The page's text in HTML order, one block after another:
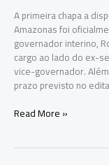
A primeira chapa a
Amazonas foi
governador interino,
cargo ao lado do ex-
vice-governador.
prazo previsto no
Roberto
Read More »